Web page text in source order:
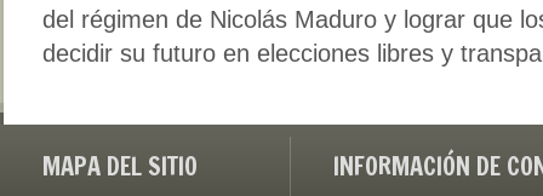
del régimen de Nicolás Maduro y lograr que
decidir su futuro en elecciones libres y
MAPA DEL SITIO INFORMACIÓN DE